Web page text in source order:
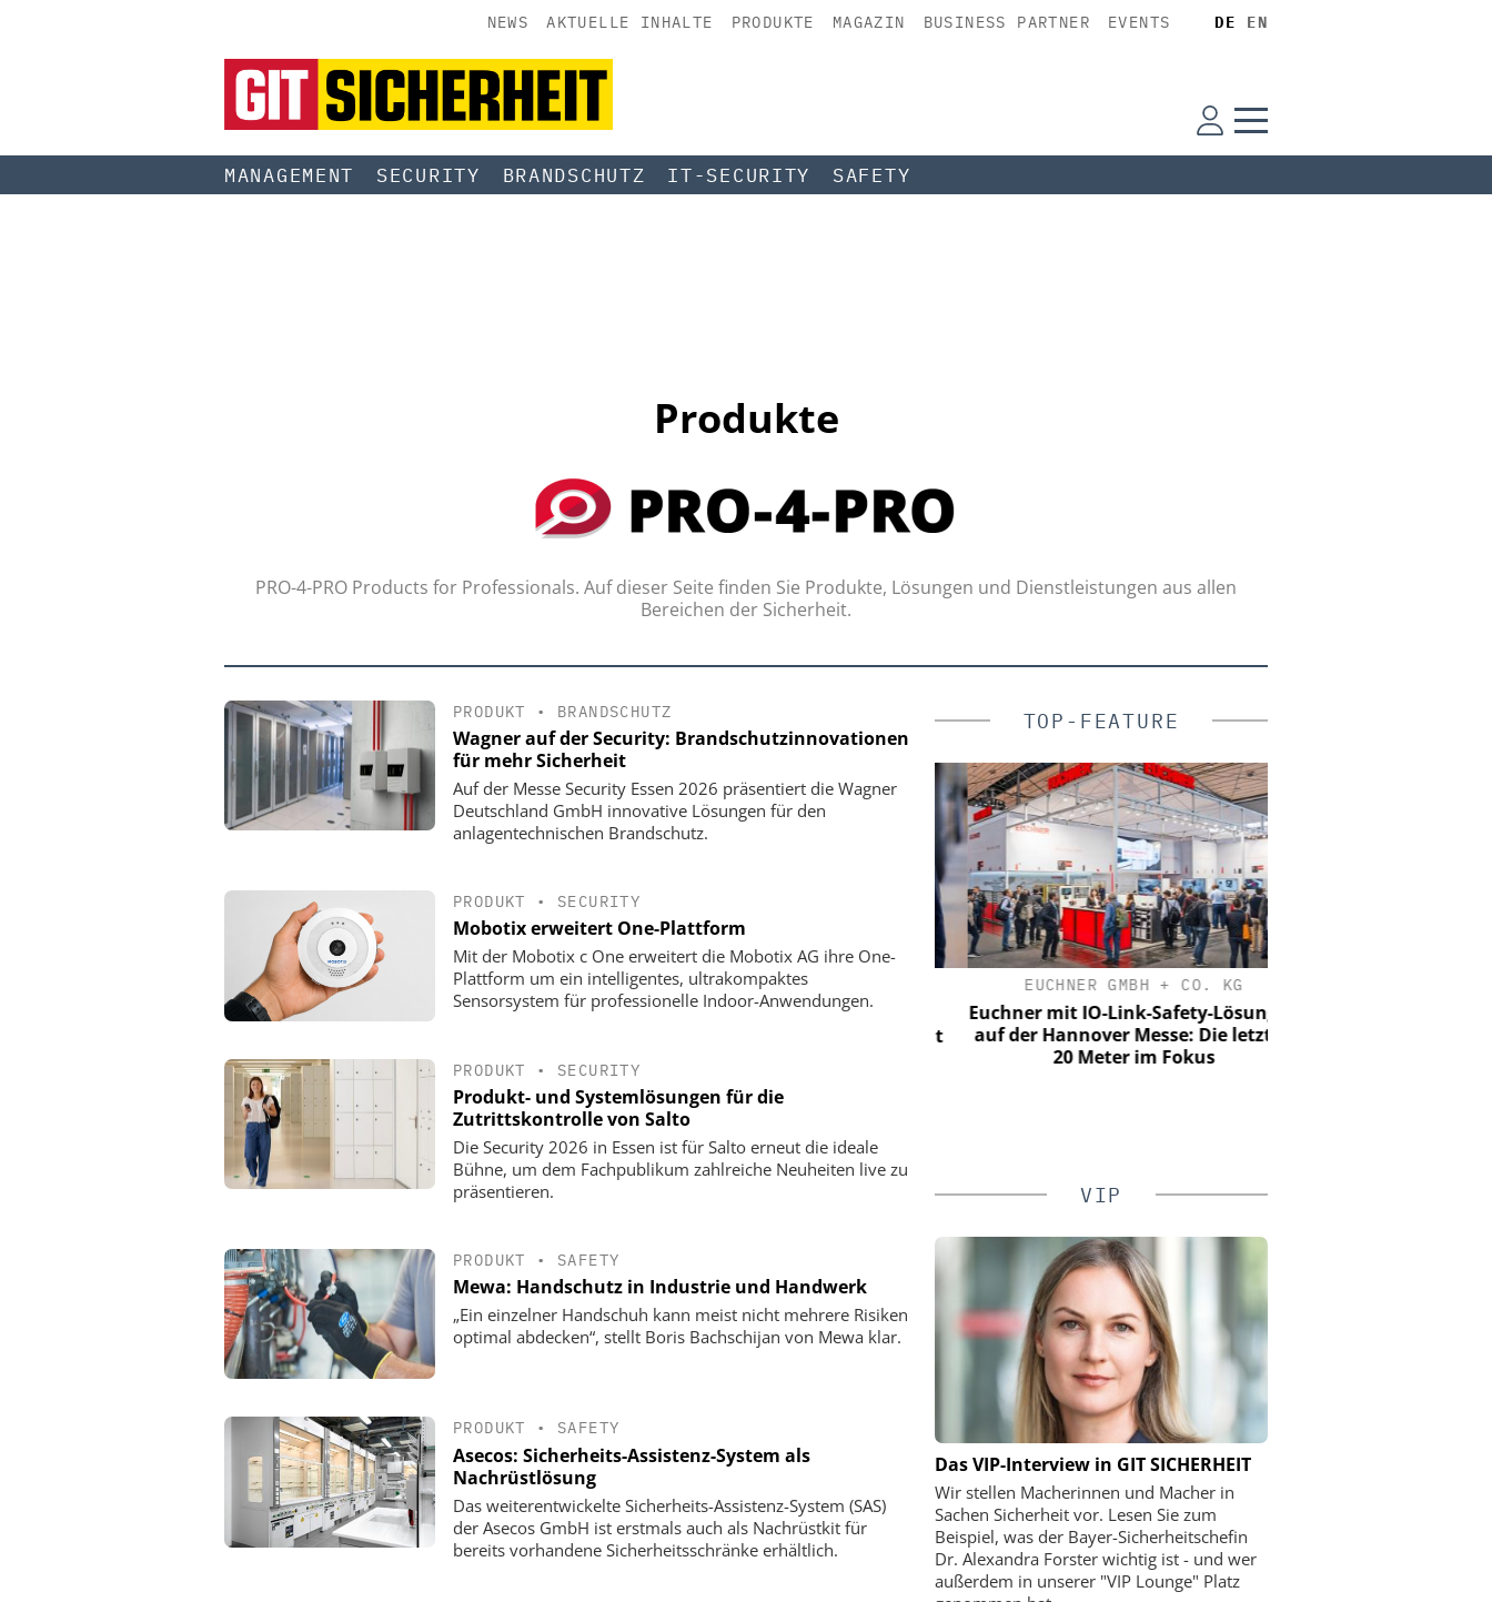
NEWS AKTUELLE INHALTE PRODUKTE MAGAZIN BUSINESS PARTNER EVENTS DE EN
MANAGEMENT SECURITY BRANDSCHUTZ IT-SECURITY SAFETY
Produkte
PRO-4-PRO Products for Professionals. Auf dieser Seite finden Sie Produkte, Lösungen und Dienstleistungen aus allen
Bereichen der Sicherheit.
PRODUKT • BRANDSCHUTZ
Wagner auf der Security: Brandschutzinnovationen
für mehr Sicherheit
Auf der Messe Security Essen 2026 präsentiert die Wagner
Deutschland GmbH innovative Lösungen für den
anlagentechnischen Brandschutz.
PRODUKT • SECURITY
Mobotix erweitert One-Plattform
Mit der Mobotix c One erweitert die Mobotix AG ihre One-
Plattform um ein intelligentes, ultrakompaktes
Sensorsystem für professionelle Indoor-Anwendungen.
PRODUKT • SECURITY
Produkt- und Systemlösungen für die
Zutrittskontrolle von Salto
Die Security 2026 in Essen ist für Salto erneut die ideale
Bühne, um dem Fachpublikum zahlreiche Neuheiten live zu
präsentieren.
PRODUKT • SAFETY
Mewa: Handschutz in Industrie und Handwerk
„Ein einzelner Handschuh kann meist nicht mehrere Risiken
optimal abdecken“, stellt Boris Bachschijan von Mewa klar.
PRODUKT • SAFETY
Asecos: Sicherheits-Assistenz-System als
Nachrüstlösung
Das weiterentwickelte Sicherheits-Assistenz-System (SAS)
der Asecos GmbH ist erstmals auch als Nachrüstkit für
bereits vorhandene Sicherheitsschränke erhältlich.
TOP-FEATURE
DOM SICHERHEITSTECHNIK GMBH &
CO. KG
Vom Schließzylinder zur vernetzten
Zutrittslösung
CES C.ED. SCHULTE GMBH
ZYLINDERSCHLOSSFABRIK
EUCHNER GMBH + CO. KG
Euchner mit IO-Link-Safety-Lösungen
auf der Hannover Messe: Die letzten
20 Meter im Fokus
VIP
Das VIP-Interview in GIT SICHERHEIT
Wir stellen Macherinnen und Macher in
Sachen Sicherheit vor. Lesen Sie zum
Beispiel, was der Bayer-Sicherheitschefin
Dr. Alexandra Forster wichtig ist - und wer
außerdem in unserer "VIP Lounge" Platz